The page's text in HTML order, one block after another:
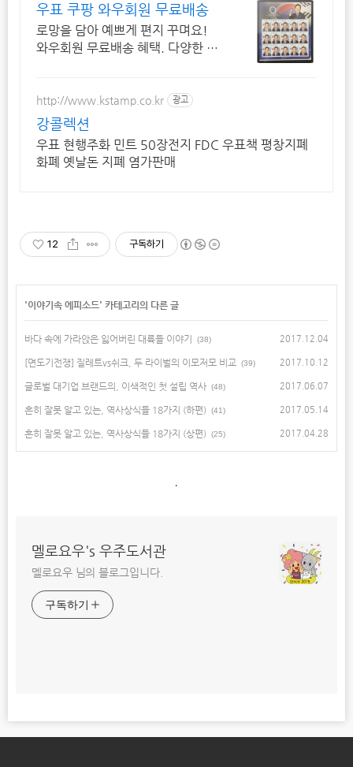
우표 쿠팡 와우회원 무료배송
로망을 담아 예쁘게 편지 꾸며요!
와우회원 무료배송 혜택. 다양한 디
http://www.kstamp.co.kr 광고
강콜렉션
우표 현행주화 민트 50장전지 FDC 우표책 평창지폐
화폐 옛날돈 지폐 염가판매
12 구독하기
'이야기속 에피소드' 카테고리의 다른 글
바다 속에 가라앉은 잃어버린 대륙들 이야기 (38) 2017.12.04
[면도기전쟁] 질레트vs쉬크, 두 라이벌의 이모저모 비교 (39) 2017.10.12
글로벌 대기업 브랜드의, 이색적인 첫 설립 역사 (48) 2017.06.07
흔히 잘못 알고 있는, 역사상식들 18가지 (하편) (41) 2017.05.14
흔히 잘못 알고 있는, 역사상식들 18가지 (상편) (25) 2017.04.28
멜로요우's 우주도서관
멜로요우 님의 블로그입니다.
구독하기